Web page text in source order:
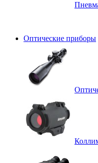
Оптические приборы